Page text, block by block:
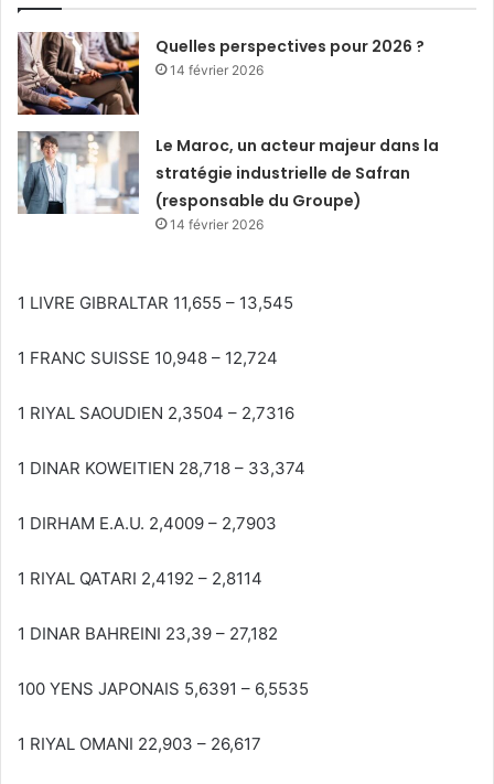
Quelles perspectives pour 2026 ?
14 février 2026
Le Maroc, un acteur majeur dans la
stratégie industrielle de Safran
(responsable du Groupe)
14 février 2026
1 LIVRE GIBRALTAR 11,655 – 13,545
1 FRANC SUISSE 10,948 – 12,724
1 RIYAL SAOUDIEN 2,3504 – 2,7316
1 DINAR KOWEITIEN 28,718 – 33,374
1 DIRHAM E.A.U. 2,4009 – 2,7903
1 RIYAL QATARI 2,4192 – 2,8114
1 DINAR BAHREINI 23,39 – 27,182
100 YENS JAPONAIS 5,6391 – 6,5535
1 RIYAL OMANI 22,903 – 26,617